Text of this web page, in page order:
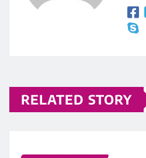
RELATED STORY